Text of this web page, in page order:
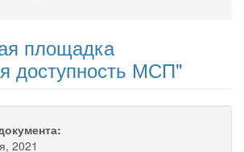
площадка
доступность МСП"
2021